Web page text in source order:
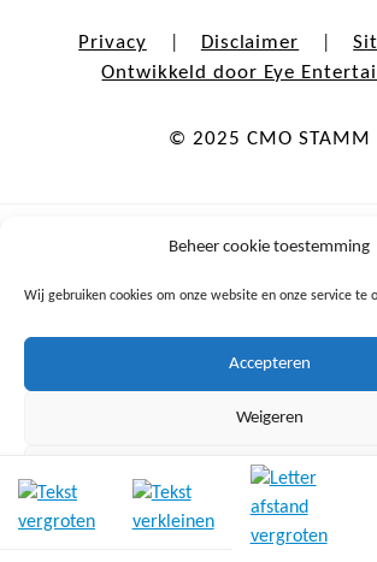
Beheer cookie toestemming
Wij gebruiken cookies om onze website en onze service te
Accepteren
Weigeren
Bekijk voorkeuren
Cookiebeleid
Privacy Disclaimer
Ontwikkeld door Eye
© 2025 CMO STAMM
Onderdeel van
Mede mogelijk gemaakt